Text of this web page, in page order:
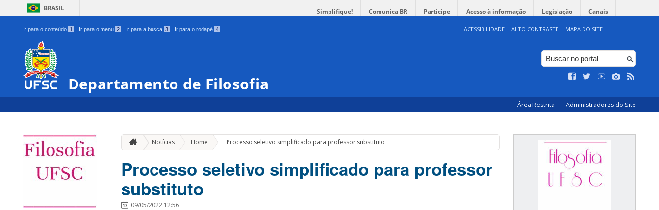
BRASIL Simplifique! Comunica BR Participe Acesso à informação Legislação Canais
Ir para o conteúdo 1 Ir para o menu 2 Ir para a busca 3 Ir para o rodapé 4 ACESSIBILIDADE ALTO CONTRASTE MAPA DO SITE
Departamento de Filosofia
Área Restrita Administradores do Site
Notícias Home » Processo seletivo simplificado para professor substituto
Processo seletivo simplificado para professor
substituto
09/05/2022 12:56